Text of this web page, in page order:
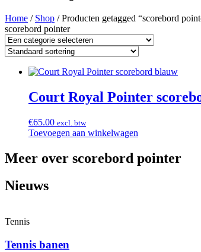
Home / Shop / Producten getagged “scorebord
scorebord pointer
Court Royal Pointer
€65.00 excl. btw
Toevoegen aan winkelwagen
Meer over scorebord pointer
Nieuws
Tennis
Tennis banen